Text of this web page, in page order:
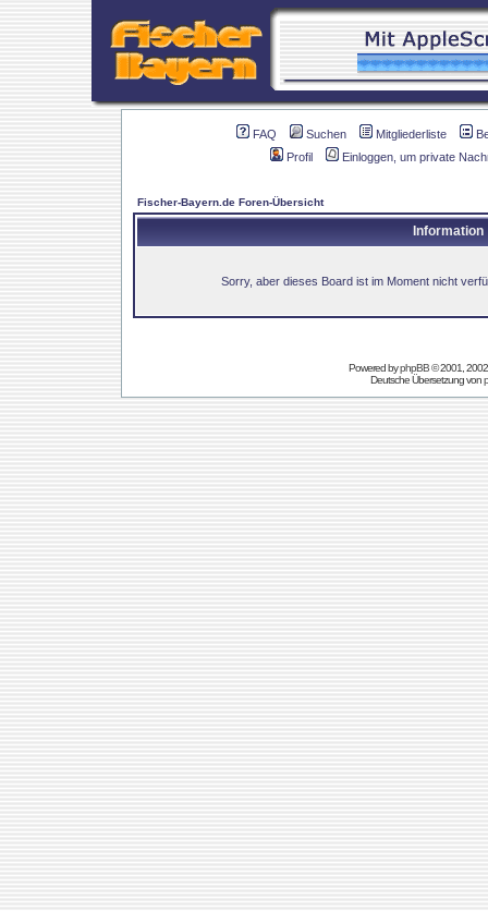
FAQ Suchen Mitgliederliste
Profil
Einloggen, um private
Fischer-Bayern.de Foren-Übersicht
Information
Sorry, aber dieses Board ist im Moment nicht
Powered byphpBB© 2001,
Deutsche Übersetzung von